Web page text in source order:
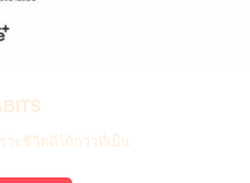
าะชีวิตดีได้กว่าที่เป็น